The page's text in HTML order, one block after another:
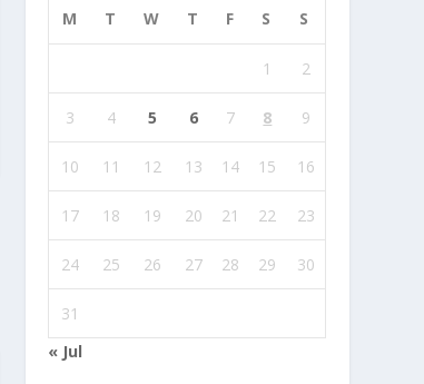
M T W T F S S
1 2
3 4 5 6 7 8 9
10 11 12 13 14 15 16
17 18 19 20 21 22 23
24 25 26 27 28 29 30
31
« Jul